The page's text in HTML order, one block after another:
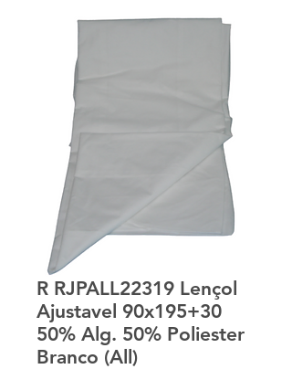
R RJPALL22319 Lençol
Ajustavel 90x195+30
50% Alg. 50% Poliester
Branco (All)